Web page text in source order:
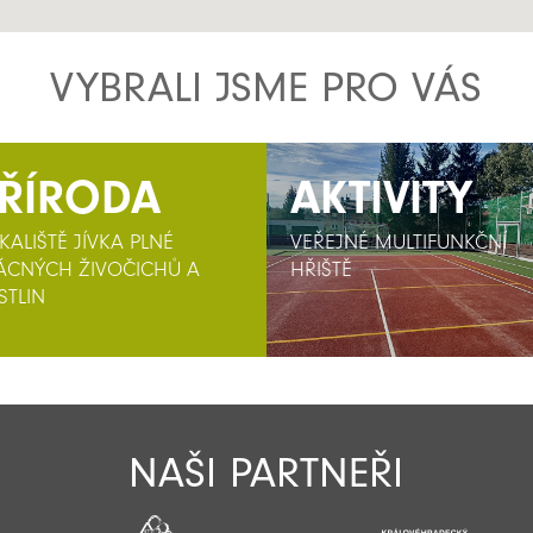
VYBRALI JSME PRO VÁS
JÍVKA PLNÉ
ŽIVOČICHŮ A
AKTIVITY
VEŘEJNÉ MULTIFUNKČNÍ
HŘIŠTĚ
AKTIVITY
VEŘEJNÉ MULTIFUNKČNÍ
HŘIŠTĚ
NAŠI PARTNEŘI